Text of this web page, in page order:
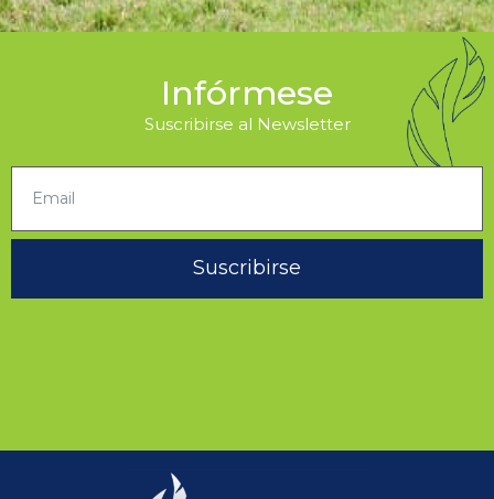
Infórmese
Suscribirse al Newsletter
Suscribirse